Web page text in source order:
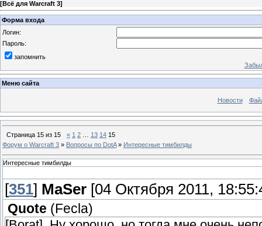
[Всё для Warcraft 3]
Форма входа
Логин:
Пароль:
запомнить
Меню сайта
Новости
Страница 15 из 15 « 1 2 13 14 15
Форум о Warcraft 3 » Вопросы по DotA » Интересные тимбилды
Интересные тимбилды
[351] MaSer [04 Октября 2011,
Quote ( Fecla)